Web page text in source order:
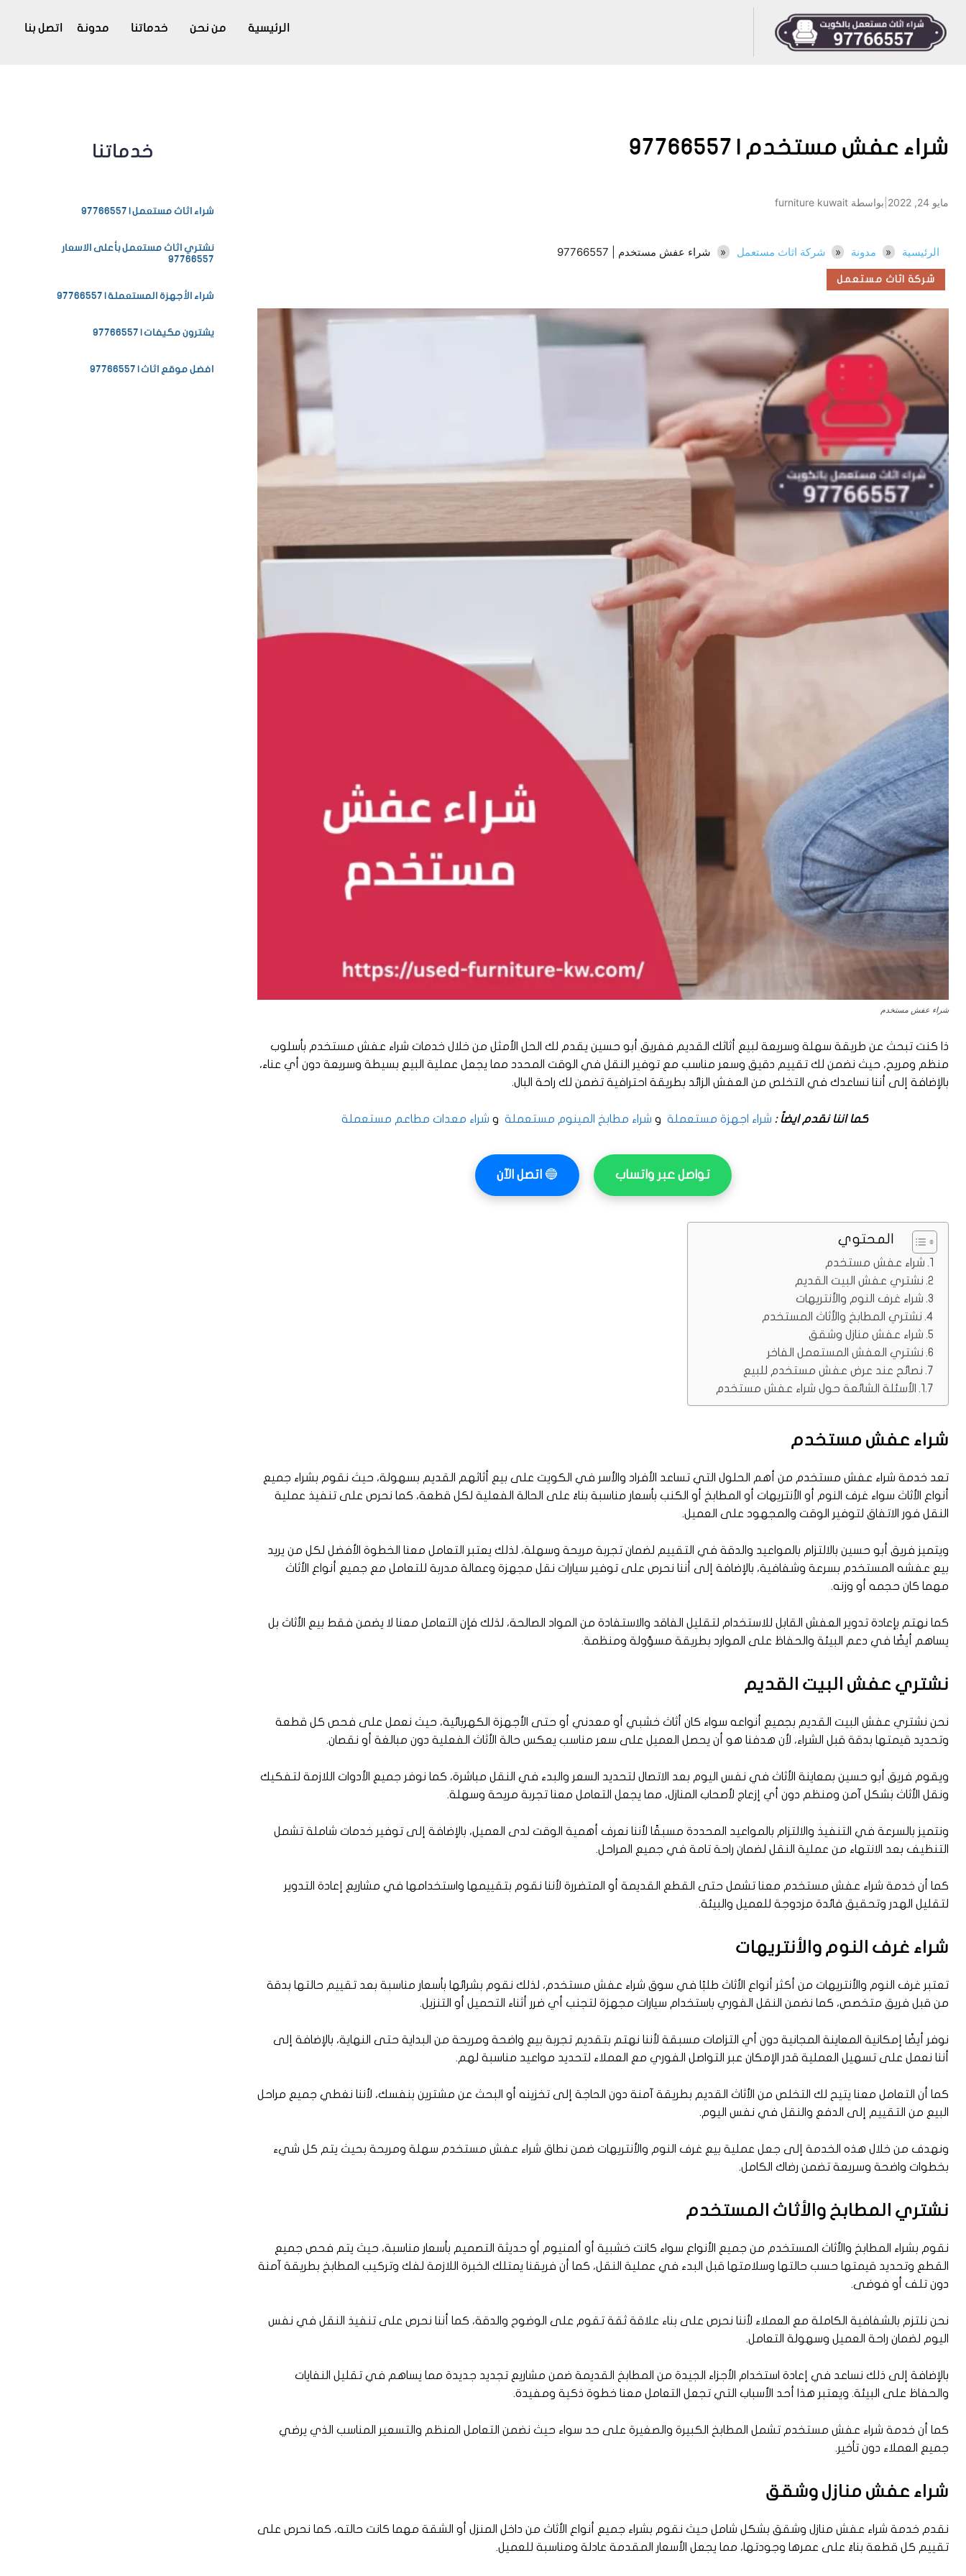
الرئيسية من نحن خدماتنا مدونة اتصل بنا
خدماتنا
شراء اثاث مستعمل | 97766557
نشتري اثاث مستعمل بأعلى الاسعار
97766557
شراء الأجهزة المستعملة | 97766557
يشترون مكيفات | 97766557
افضل موقع اثاث | 97766557
شراء عفش مستخدم | 97766557
مايو 24, 2022 بواسطة furniture kuwait
الرئيسية مدونة شركة اثاث مستعمل شراء عفش مستخدم | 97766557
شركة اثاث مستعمل
شراء عفش مستخدم
ذا كنت تبحث عن طريقة سهلة وسريعة لبيع أثاثك القديم ففريق أبو حسين يقدم لك الحل الأمثل من خلال خدمات شراء عفش مستخدم بأسلوب
منظم ومريح، حيث نضمن لك تقييم دقيق وسعر مناسب مع توفير النقل في الوقت المحدد مما يجعل عملية البيع بسيطة وسريعة دون أي عناء،
بالإضافة إلى أننا نساعدك في التخلص من العفش الزائد بطريقة احترافية تضمن لك راحة البال.
كما اننا نقدم ايضاً : شراء اجهزة مستعملة و شراء مطابخ المينوم مستعملة و شراء معدات مطاعم مستعملة
تواصل عبر واتساب 🔵اتصل الآن
المحتوي
شراء عفش مستخدم
نشتري عفش البيت القديم
شراء غرف النوم والأنتريهات
نشتري المطابخ والأثاث المستخدم
شراء عفش منازل وشقق
نشتري العفش المستعمل الفاخر
نصائح عند عرض عفش مستخدم للبيع
الأسئلة الشائعة حول شراء عفش مستخدم
شراء عفش مستخدم
تعد خدمة شراء عفش مستخدم من أهم الحلول التي تساعد الأفراد والأسر في الكويت على بيع أثاثهم القديم بسهولة، حيث نقوم بشراء جميع
أنواع الأثاث سواء غرف النوم أو الأنتريهات أو المطابخ أو الكنب بأسعار مناسبة بناءً على الحالة الفعلية لكل قطعة، كما نحرص على تنفيذ عملية
النقل فور الاتفاق لتوفير الوقت والمجهود على العميل.
ويتميز فريق أبو حسين بالالتزام بالمواعيد والدقة في التقييم لضمان تجربة مريحة وسهلة، لذلك يعتبر التعامل معنا الخطوة الأفضل لكل من يريد
بيع عفشه المستخدم بسرعة وشفافية، بالإضافة إلى أننا نحرص على توفير سيارات نقل مجهزة وعمالة مدربة للتعامل مع جميع أنواع الأثاث
مهما كان حجمه أو وزنه.
كما نهتم بإعادة تدوير العفش القابل للاستخدام لتقليل الفاقد والاستفادة من المواد الصالحة، لذلك فإن التعامل معنا لا يضمن فقط بيع الأثاث بل
يساهم أيضًا في دعم البيئة والحفاظ على الموارد بطريقة مسؤولة ومنظمة.
نشتري عفش البيت القديم
نحن نشتري عفش البيت القديم بجميع أنواعه سواء كان أثاث خشبي أو معدني أو حتى الأجهزة الكهربائية، حيث نعمل على فحص كل قطعة
وتحديد قيمتها بدقة قبل الشراء، لأن هدفنا هو أن يحصل العميل على سعر مناسب يعكس حالة الأثاث الفعلية دون مبالغة أو نقصان.
ويقوم فريق أبو حسين بمعاينة الأثاث في نفس اليوم بعد الاتصال لتحديد السعر والبدء في النقل مباشرة، كما نوفر جميع الأدوات اللازمة لتفكيك
ونقل الأثاث بشكل آمن ومنظم دون أي إزعاج لأصحاب المنازل، مما يجعل التعامل معنا تجربة مريحة وسهلة.
ونتميز بالسرعة في التنفيذ والالتزام بالمواعيد المحددة مسبقًا لأننا نعرف أهمية الوقت لدى العميل، بالإضافة إلى توفير خدمات شاملة تشمل
التنظيف بعد الانتهاء من عملية النقل لضمان راحة تامة في جميع المراحل.
كما أن خدمة شراء عفش مستخدم معنا تشمل حتى القطع القديمة أو المتضررة لأننا نقوم بتقييمها واستخدامها في مشاريع إعادة التدوير
لتقليل الهدر وتحقيق فائدة مزدوجة للعميل والبيئة.
شراء غرف النوم والأنتريهات
تعتبر غرف النوم والأنتريهات من أكثر أنواع الأثاث طلبًا في سوق شراء عفش مستخدم، لذلك نقوم بشرائها بأسعار مناسبة بعد تقييم حالتها بدقة
من قبل فريق متخصص، كما نضمن النقل الفوري باستخدام سيارات مجهزة لتجنب أي ضرر أثناء التحميل أو التنزيل.
نوفر أيضًا إمكانية المعاينة المجانية دون أي التزامات مسبقة لأننا نهتم بتقديم تجربة بيع واضحة ومريحة من البداية حتى النهاية، بالإضافة إلى
أننا نعمل على تسهيل العملية قدر الإمكان عبر التواصل الفوري مع العملاء لتحديد مواعيد مناسبة لهم.
كما أن التعامل معنا يتيح لك التخلص من الأثاث القديم بطريقة آمنة دون الحاجة إلى تخزينه أو البحث عن مشترين بنفسك، لأننا نغطي جميع مراحل
البيع من التقييم إلى الدفع والنقل في نفس اليوم.
ونهدف من خلال هذه الخدمة إلى جعل عملية بيع غرف النوم والأنتريهات ضمن نطاق شراء عفش مستخدم سهلة ومريحة بحيث يتم كل شيء
بخطوات واضحة وسريعة تضمن رضاك الكامل.
نشتري المطابخ والأثاث المستخدم
نقوم بشراء المطابخ والأثاث المستخدم من جميع الأنواع سواء كانت خشبية أو ألمنيوم أو حديثة التصميم بأسعار مناسبة، حيث يتم فحص جميع
القطع وتحديد قيمتها حسب حالتها وسلامتها قبل البدء في عملية النقل، كما أن فريقنا يمتلك الخبرة اللازمة لفك وتركيب المطابخ بطريقة آمنة
دون تلف أو فوضى.
نحن نلتزم بالشفافية الكاملة مع العملاء لأننا نحرص على بناء علاقة ثقة تقوم على الوضوح والدقة، كما أننا نحرص على تنفيذ النقل في نفس
اليوم لضمان راحة العميل وسهولة التعامل.
بالإضافة إلى ذلك نساعد في إعادة استخدام الأجزاء الجيدة من المطابخ القديمة ضمن مشاريع تجديد جديدة مما يساهم في تقليل النفايات
والحفاظ على البيئة. ويعتبر هذا أحد الأسباب التي تجعل التعامل معنا خطوة ذكية ومفيدة.
كما أن خدمة شراء عفش مستخدم تشمل المطابخ الكبيرة والصغيرة على حد سواء حيث نضمن التعامل المنظم والتسعير المناسب الذي يرضي
جميع العملاء دون تأخير.
شراء عفش منازل وشقق
نقدم خدمة شراء عفش منازل وشقق بشكل شامل حيث نقوم بشراء جميع أنواع الأثاث من داخل المنزل أو الشقة مهما كانت حالته، كما نحرص على
تقييم كل قطعة بناءً على عمرها وجودتها، مما يجعل الأسعار المقدمة عادلة ومناسبة للعميل.